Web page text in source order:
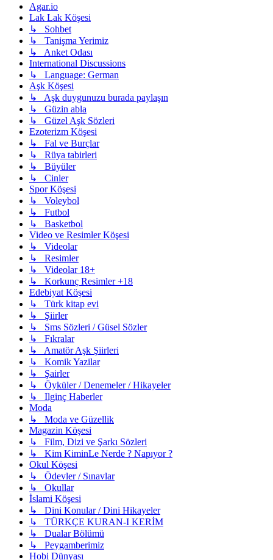
Agar.io
Lak Lak Köşesi
↳ Sohbet
↳ Tanişma Yerimiz
↳ Anket Odası
International Discussions
↳ Language: German
Aşk Köşesi
↳ Aşk duygunuzu burada paylaşın
↳ Güzin abla
↳ Güzel Aşk Sözleri
Ezoterizm Köşesi
↳ Fal ve Burçlar
↳ Rüya tabirleri
↳ Büyüler
↳ Cinler
Spor Köşesi
↳ Voleybol
↳ Futbol
↳ Basketbol
Video ve Resimler Köşesi
↳ Videolar
↳ Resimler
↳ Videolar 18+
↳ Korkunç Resimler +18
Edebiyat Köşesi
↳ Türk kitap evi
↳ Şiirler
↳ Sms Sözleri / Güsel Sözler
↳ Fıkralar
↳ Amatör Aşk Şiirleri
↳ Komik Yazilar
↳ Şairler
↳ Öyküler / Denemeler / Hikayeler
↳ Ilginç Haberler
Moda
↳ Moda ve Güzellik
Magazin Köşesi
↳ Film, Dizi ve Şarkı Sözleri
↳ Kim KiminLe Nerde ? Napıyor ?
Okul Köşesi
↳ Ödevler / Sınavlar
↳ Okullar
İslami Köşesi
↳ Dini Konular / Dini Hikayeler
↳ TÜRKÇE KURAN-I KERİM
↳ Dualar Bölümü
↳ Peygamberimiz
Hobi Dünyası